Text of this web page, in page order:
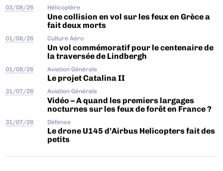
03/08/26 Hélicoptère
Une collision en vol sur les feux en Grèce a
fait deux morts
01/08/26 Culture Aéro
Un vol commémoratif pour le centenaire de
la traversée de Lindbergh
01/08/26 Aviation Générale
Le projet Catalina II
31/07/26 Aviation Générale
Vidéo – A quand les premiers largages
nocturnes sur les feux de forêt en France ?
31/07/26 Défense
Le drone U145 d’Airbus Helicopters fait des
petits